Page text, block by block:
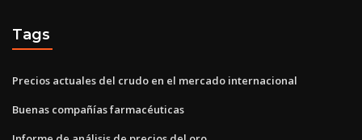
Tags
Precios actuales del crudo en el mercado internacional
Buenas compañías farmacéuticas